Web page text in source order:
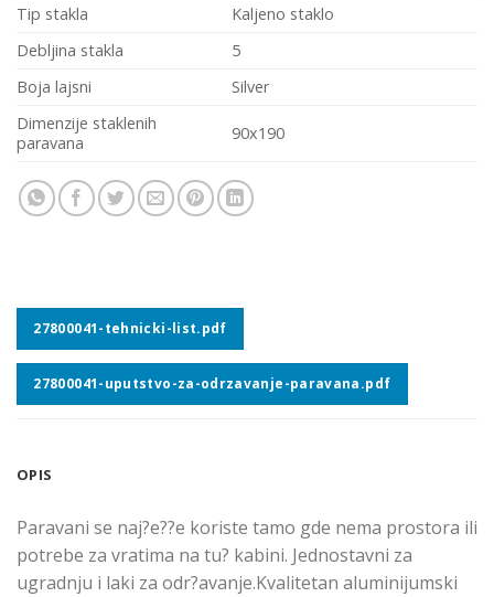
Tip stakla
Kaljeno staklo
Debljina stakla
5
Boja lajsni
Silver
Dimenzije staklenih
paravana
90x190
27800041-tehnicki-list.pdf
27800041-uputstvo-za-odrzavanje-paravana.pdf
OPIS
Paravani se naj?e??e koriste tamo gde nema prostora ili
potrebe za vratima na tu? kabini. Jednostavni za
ugradnju i laki za odr?avanje.Kvalitetan aluminijumski